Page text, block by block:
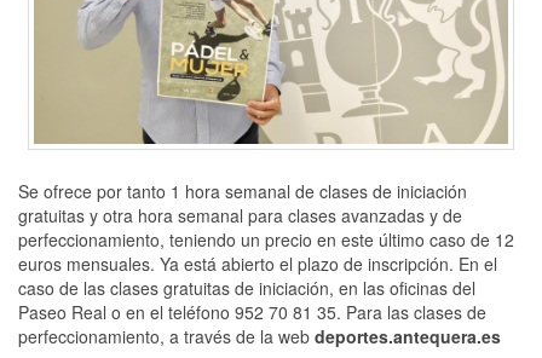
Se ofrece por tanto 1 hora semanal de clases de iniciación
gratuitas y otra hora semanal para clases avanzadas y de
perfeccionamiento, teniendo un precio en este último caso de 12
euros mensuales. Ya está abierto el plazo de inscripción. En el
caso de las clases gratuitas de iniciación, en las oficinas del
Paseo Real o en el teléfono 952 70 81 35. Para las clases de
perfeccionamiento, a través de la web deportes.antequera.es